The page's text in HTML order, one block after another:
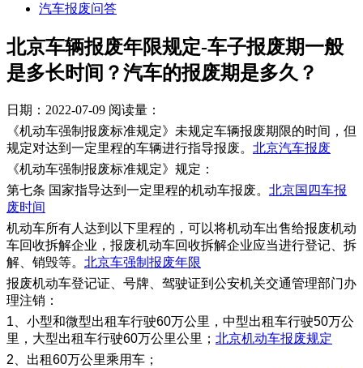
汽车报废问答
北京车辆报废年限规定-车子报废期一般
是多长时间？汽车的报废期是多久？
日期：2022-07-09 阅读量：
《机动车强制报废标准规定》未规定车辆报废期限的时间，但
规定对达到一定里程的车辆进行指导报废。 北京汽车报废
《机动车强制报废标准规定》规定：
第七条 国家指导达到一定里程的机动车报废。 北京国四车报
废时间
机动车所有人达到以下里程的，可以将机动车出售给报废机动
车回收拆解企业，报废机动车回收拆解企业应当进行登记、拆
解、销毁等。 北京车强制报废年限
报废机动车登记证、号牌、驾驶证到公安机关交通管理部门办
理注销：
1、小型和微型出租车行驶60万公里，中型出租车行驶50万公
里，大型出租车行驶60万公里公里； 北京机动车报废规定
2、出租60万公里乘用车；